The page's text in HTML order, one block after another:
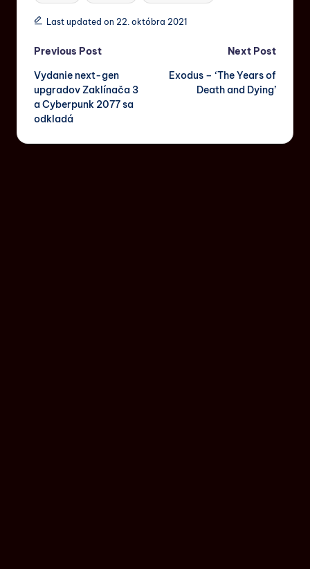
Last updated on 22. októbra 2021
Previous Post
Vydanie next-gen
upgradov Zaklínača 3
a Cyberpunk 2077 sa
odkladá
Next Post
Exodus – ‘The Years of
Death and Dying’